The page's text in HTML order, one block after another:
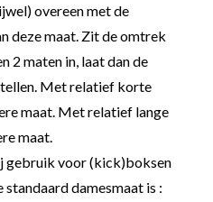
overeen met de
deze maat. Zit de omtrek
2 maten in, laat dan de
Met relatief korte
maat. Met relatief lange
maat.
gebruik voor (kick)boksen
standaard damesmaat is :